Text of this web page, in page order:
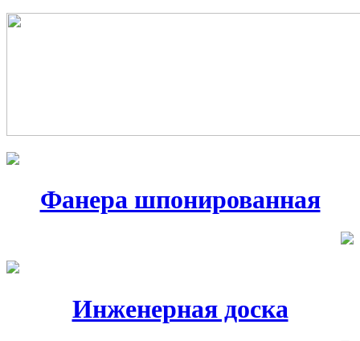
Фанера шпонированная
Инженерная доска